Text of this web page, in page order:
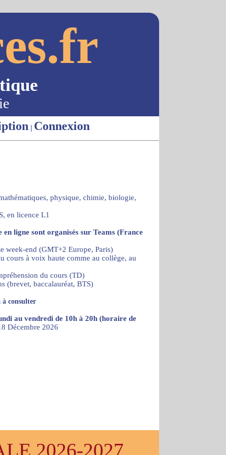
| Connexion
physique, chimie, biologie,
en licence L1
en ligne sont organisés sur Teams (France
week-end (GMT+2 Europe, Paris)
cours à voix haute comme au collège, au
du cours (TD)
(brevet, baccalauréat, BTS)
à consulter
au vendredi de 10h à 20h (horaire de
Décembre 2026
2026-2027